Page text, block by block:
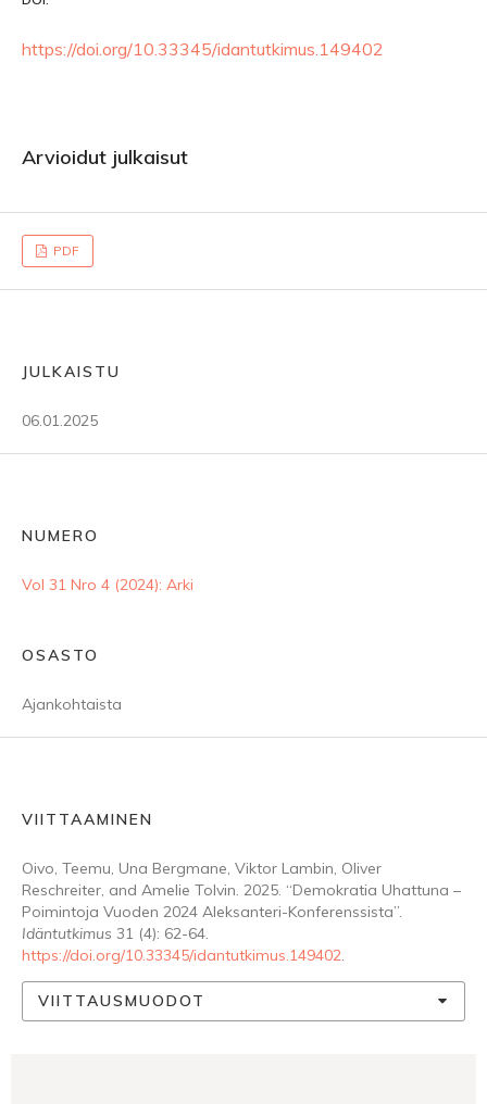
https://doi.org/10.33345/idantutkimus.149402
Arvioidut julkaisut
PDF
JULKAISTU
06.01.2025
NUMERO
Vol 31 Nro 4 (2024): Arki
OSASTO
Ajankohtaista
VIITTAAMINEN
Oivo, Teemu, Una Bergmane, Viktor Lambin, Oliver
Reschreiter, and Amelie Tolvin. 2025. “Demokratia Uhattuna –
Poimintoja Vuoden 2024 Aleksanteri-Konferenssista”.
Idäntutkimus 31 (4): 62-64.
https://doi.org/10.33345/idantutkimus.149402.
VIITTAUSMUODOT